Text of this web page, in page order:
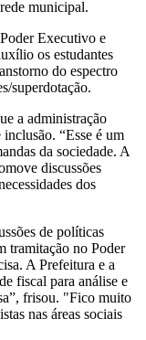
municipal.
Executivo e
os estudantes
do espectro
superdotação.
a administração
“Esse é um
da sociedade. A
discussões
dos
de políticas
tramitação no Poder
A Prefeitura e a
fiscal para análise e
frisou. "Fico muito
nas áreas sociais